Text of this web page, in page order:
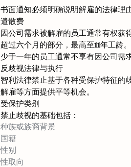
书面通知必须明确说明解雇的法律理
遣散费
因公司需求被解雇的员工通常有权获
超过六个月的部分，最高至11年工龄
少于一年的员工通常不享有因公司需
反歧视法律与执行
智利法律禁止基于各种受保护特征的
解雇等方面提供平等机会。
受保护类别
禁止歧视的基础包括：
种族或族裔背景
国籍
性别
性取向